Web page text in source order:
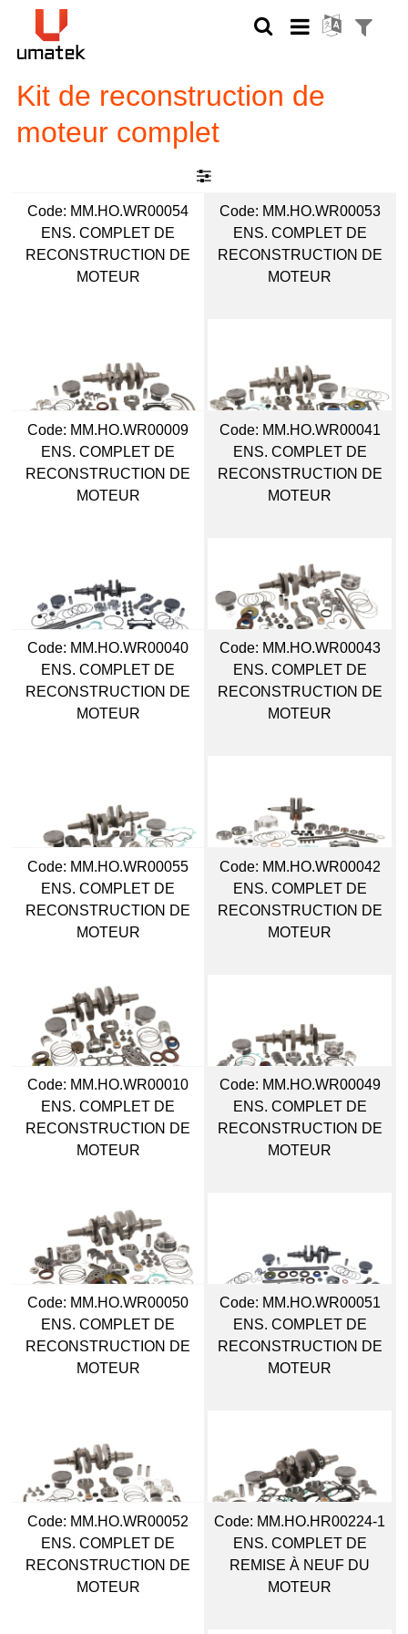
Kit de reconstruction de
moteur complet
Code: MM.HO.WR00054
ENS. COMPLET DE
RECONSTRUCTION DE
MOTEUR
Code: MM.HO.WR00053
ENS. COMPLET DE
RECONSTRUCTION DE
MOTEUR
Code: MM.HO.WR00009
ENS. COMPLET DE
RECONSTRUCTION DE
MOTEUR
Code: MM.HO.WR00041
ENS. COMPLET DE
RECONSTRUCTION DE
MOTEUR
Code: MM.HO.WR00040
ENS. COMPLET DE
RECONSTRUCTION DE
MOTEUR
Code: MM.HO.WR00043
ENS. COMPLET DE
RECONSTRUCTION DE
MOTEUR
Code: MM.HO.WR00055
ENS. COMPLET DE
RECONSTRUCTION DE
MOTEUR
Code: MM.HO.WR00042
ENS. COMPLET DE
RECONSTRUCTION DE
MOTEUR
Code: MM.HO.WR00010
ENS. COMPLET DE
RECONSTRUCTION DE
MOTEUR
Code: MM.HO.WR00049
ENS. COMPLET DE
RECONSTRUCTION DE
MOTEUR
Code: MM.HO.WR00050
ENS. COMPLET DE
RECONSTRUCTION DE
MOTEUR
Code: MM.HO.WR00051
ENS. COMPLET DE
RECONSTRUCTION DE
MOTEUR
Code: MM.HO.WR00052
ENS. COMPLET DE
RECONSTRUCTION DE
MOTEUR
Code: MM.HO.HR00224-1
ENS. COMPLET DE
REMISE À NEUF DU
MOTEUR